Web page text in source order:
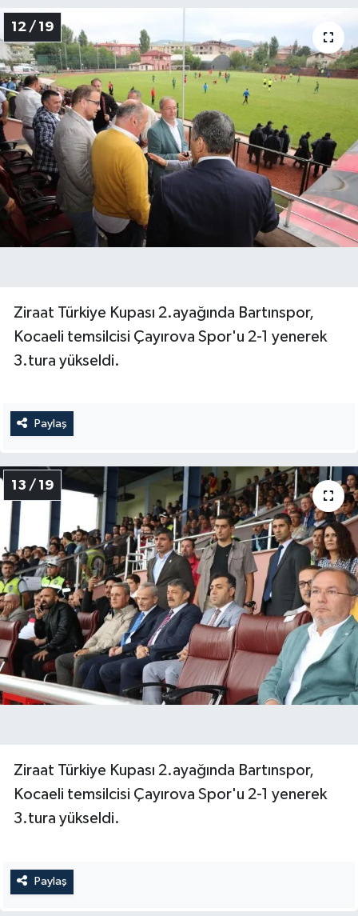
12 / 19
Ziraat Türkiye Kupası 2.ayağında Bartınspor,
Kocaeli temsilcisi Çayırova Spor'u 2-1 yenerek
3.tura yükseldi.
Paylaş
13 / 19
Ziraat Türkiye Kupası 2.ayağında Bartınspor,
Kocaeli temsilcisi Çayırova Spor'u 2-1 yenerek
3.tura yükseldi.
Paylaş